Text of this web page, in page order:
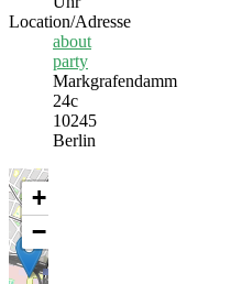
Location/Adresse
about
party
Markgrafendamm
24c
10245
Berlin
+
−